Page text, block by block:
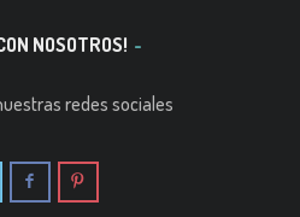
NOSOTROS!
redes sociales